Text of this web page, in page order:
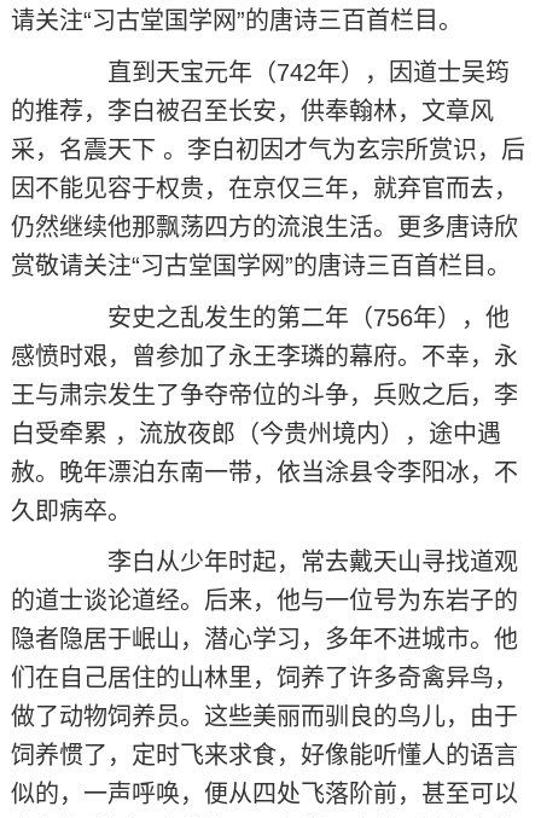
请关注“习古堂国学网”的唐诗三百首栏目。
直到天宝元年（742年），因道士吴筠
的推荐，李白被召至长安，供奉翰林，文章风
采，名震天下 。李白初因才气为玄宗所赏识，后
因不能见容于权贵，在京仅三年，就弃官而去，
仍然继续他那飘荡四方的流浪生活。更多唐诗欣
赏敬请关注“习古堂国学网”的唐诗三百首栏目。
安史之乱发生的第二年（756年），他
感愤时艰，曾参加了永王李璘的幕府。不幸，永
王与肃宗发生了争夺帝位的斗争，兵败之后，李
白受牵累 ，流放夜郎（今贵州境内），途中遇
赦。晚年漂泊东南一带，依当涂县令李阳冰，不
久即病卒。
李白从少年时起，常去戴天山寻找道观
的道士谈论道经。后来，他与一位号为东岩子的
隐者隐居于岷山，潜心学习，多年不进城市。他
们在自己居住的山林里，饲养了许多奇禽异鸟，
做了动物饲养员。这些美丽而驯良的鸟儿，由于
饲养惯了，定时飞来求食，好像能听懂人的语言
似的，一声呼唤，便从四处飞落阶前，甚至可以